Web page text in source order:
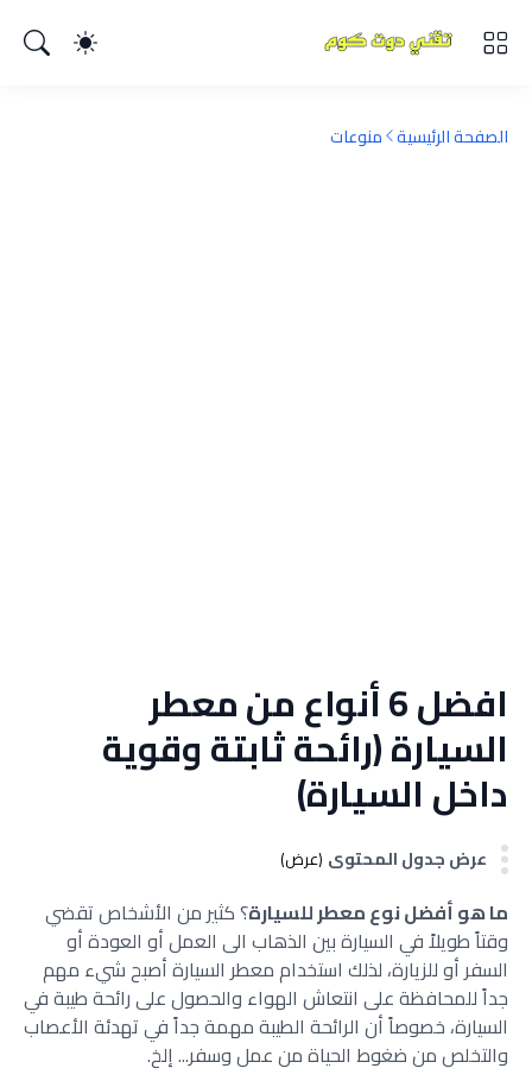
الصفحة الرئيسية منوعات
افضل 6 أنواع من معطر
السيارة (رائحة ثابتة وقوية
داخل السيارة)
عرض جدول المحتوى (عرض)
ما هو أفضل نوع معطر للسيارة؟ كثير من الأشخاص تقضي
وقتاً طويلاً في السيارة بين الذهاب الى العمل أو العودة أو
السفر أو للزيارة، لذلك استخدام معطر السيارة أصبح شيء مهم
جداً للمحافظة على انتعاش الهواء والحصول على رائحة طيبة في
السيارة، خصوصاً أن الرائحة الطيبة مهمة جداً في تهدئة الأعصاب
والتخلص من ضغوط الحياة من عمل وسفر... إلخ.